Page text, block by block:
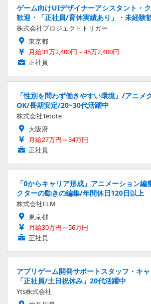
ゲーム向けUIデザイナーアシスタント・
歓迎・「正社員/育休実績あり」・未経験
株式会社プロジェクトトリガー
東京都
月給31万2,400円～45万2,400円
正社員
「性別を問わず働きやすい環境」/アニメ
OK/長期安定/20~30代活躍中
株式会社Tetote
大阪府
月給27万円～34万円
正社員
「0からキャリア形成」アニメーション
クターの動きの編集/年間休日120日以上
株式会社ELM
東京都
月給30万円～56万円
正社員
アプリゲーム開発サポートスタッフ・キ
「正社員/土日祝休み」20代活躍中
Yts株式会社